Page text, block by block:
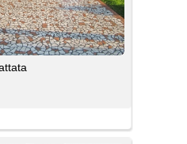
totale o parziale dei contenuti presenti sul portale.